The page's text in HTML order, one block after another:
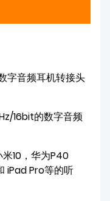
字音频耳机转接头
16bit的数字音频
10，华为P40
iPad Pro等的听